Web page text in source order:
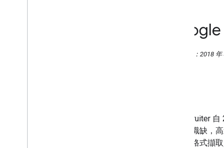
發布日期：2018
ZipRecruiter
網站的職缺，
標準化格式擷